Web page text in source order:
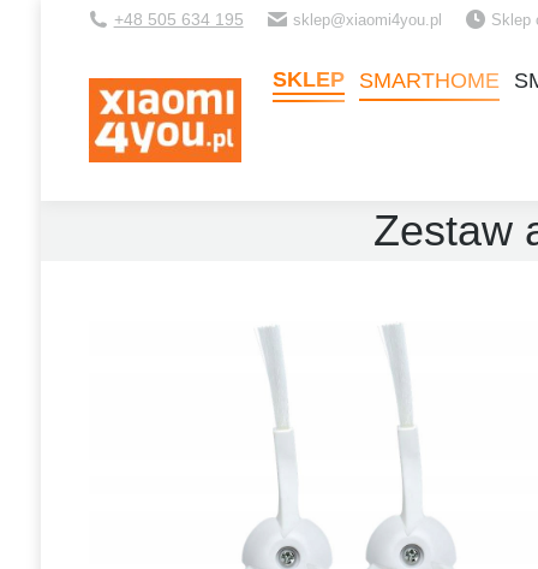
+48 505 634 195 sklep@xiaomi4you.pl Sklep
SKLEP SMARTHOME
Zestaw